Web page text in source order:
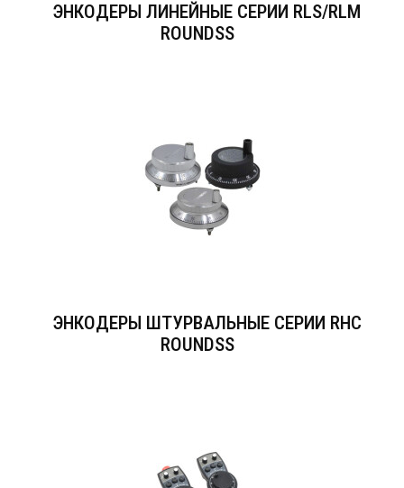
ЭНКОДЕРЫ ЛИНЕЙНЫЕ СЕРИИ RLS/RLM
ROUNDSS
ЭНКОДЕРЫ ШТУРВАЛЬНЫЕ СЕРИИ RHC
ROUNDSS